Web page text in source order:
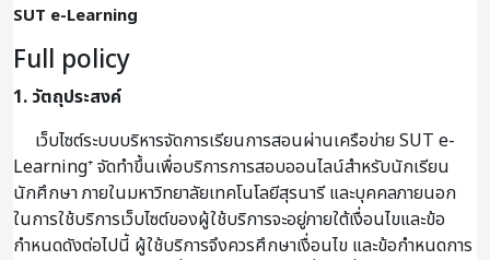
SUT e-Learning
Full policy
1. วัตถุประสงค์
เว็บไซต์ระบบบริหารจัดการเรียนการสอนผ่านเครือข่าย SUT e-
Learning⁺ จัดทำขึ้นเพื่อบริการการสอบออนไลน์สำหรับนักเรียน
นักศึกษา ภายในมหาวิทยาลัยเทคโนโลยีสุรนารี และบุคคลภายนอก
ในการใช้บริการเว็บไซต์ของผู้ใช้บริการจะอยู่ภายใต้เงื่อนไขและข้อ
กำหนดดังต่อไปนี้ ผู้ใช้บริการจึงควรศึกษาเงื่อนไข และข้อกำหนดการ